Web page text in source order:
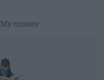
My money